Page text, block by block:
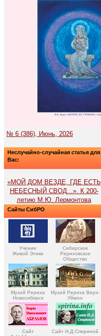
№ 6 (386), Июнь, 2026
Неслучайно-случайная статья для
Вас:
«МОЙ ДОМ ВЕЗДЕ, ГДЕ ЕСТЬ
НЕБЕСНЫЙ СВОД...». К 200-
летию М.Ю. Лермонтова
Сайты СибРО
Учение
Живой Этики
Сибирское
Рериховское
Общество
Музей Рериха
Новосибирск
Музей Рериха Верх-
Уймон
Сайт
Сайт Н.Д.Спириной